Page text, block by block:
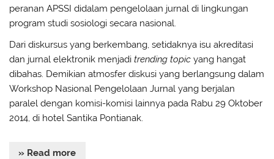
peranan APSSI didalam pengelolaan jurnal di lingkungan
program studi sosiologi secara nasional.
Dari diskursus yang berkembang, setidaknya isu akreditasi
dan jurnal elektronik menjaditrending topic yang hangat
dibahas. Demikian atmosfer diskusi yang berlangsung dalam
Workshop Nasional Pengelolaan Jurnal yang berjalan
paralel dengan komisi-komisi lainnya pada Rabu 29 Oktober
2014, di hotel Santika Pontianak.
» Read more